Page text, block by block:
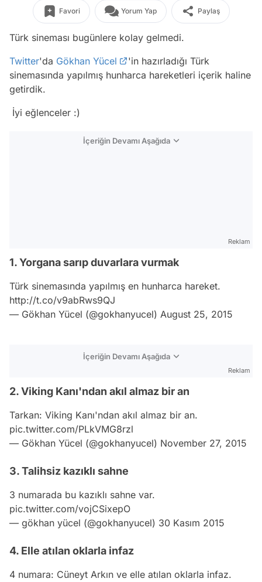
Favori Yorum Yap Paylaş
Türk sineması bugünlere kolay gelmedi.
Twitter'da Gökhan Yücel
'in hazırladığı Türk
sinemasında yapılmış hunharca hareketleri içerik haline
getirdik.
İyi eğlenceler :)
İçeriğin Devamı Aşağıda
Reklam
1. Yorgana sarıp duvarlara vurmak
Türk sinemasında yapılmış en hunharca hareket.
http://t.co/v9abRws9QJ
— Gökhan Yücel (@gokhanyucel) August 25, 2015
İçeriğin Devamı Aşağıda
Reklam
2. Viking Kanı'ndan akıl almaz bir an
Tarkan: Viking Kanı'ndan akıl almaz bir an.
pic.twitter.com/PLkVMG8rzl
— Gökhan Yücel (@gokhanyucel) November 27, 2015
3. Talihsiz kazıklı sahne
3 numarada bu kazıklı sahne var.
pic.twitter.com/vojCSixepO
— gökhan yücel (@gokhanyucel) 30 Kasım 2015
4. Elle atılan oklarla infaz
4 numara: Cüneyt Arkın ve elle atılan oklarla infaz.